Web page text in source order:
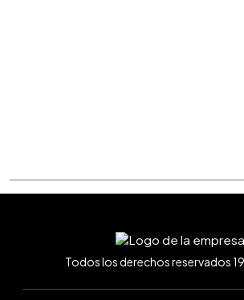
Todos los derechos reservados